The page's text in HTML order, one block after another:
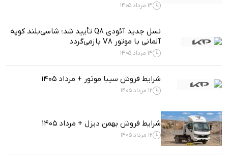
14 مرداد 1405
نسل جدید آئودی Q8 تأیید شد؛ شاسی‌بلند کوپه
آلمانی با موتور V8 بازمی‌گردد
14 مرداد 1405
شرایط فروش سیبا موتور + مرداد 1405
12 مرداد 1405
شرایط فروش بهمن دیزل + مرداد 1405
12 مرداد 1405